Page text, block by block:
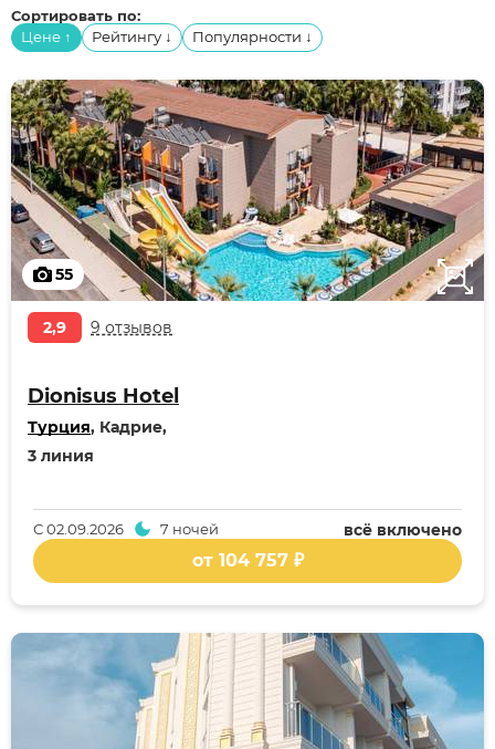
Сортировать по:
Цене ↑ Рейтингу ↓ Популярности ↓
55
2,9 9 отзывов
Dionisus Hotel
Турция, Кадрие,
3 линия
всё включено
С02.09.2026 7 ночей
от 104 757 ₽